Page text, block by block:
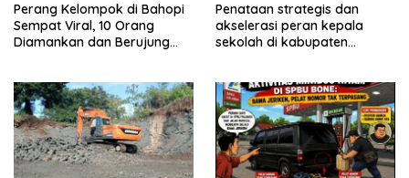
Perang Kelompok di Bahopi
Sempat Viral, 10 Orang
Diamankan dan Berujung
Penataan strategis dan
akselerasi peran kepala
sekolah di kabupaten